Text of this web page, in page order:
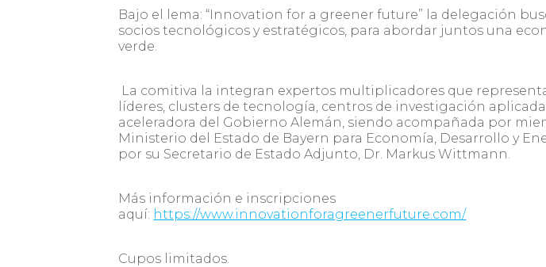
Bajo el lema:“Innovation for a greener future” la delegación
socios tecnológicos y estratégicos, para abordar juntos una
verde.
La comitiva la integran expertos multiplicadores que
líderes, clusters de tecnología, centros de investigación
aceleradora del Gobierno Alemán, siendo acompañada por
Ministerio del Estado de Bayern para Economía, Desarrollo y
por su Secretario de Estado Adjunto, Dr. Markus Wittmann.
Más información e inscripciones
aquí: https://www.innovationforagreenerfuture.com/
Cupos limitados.